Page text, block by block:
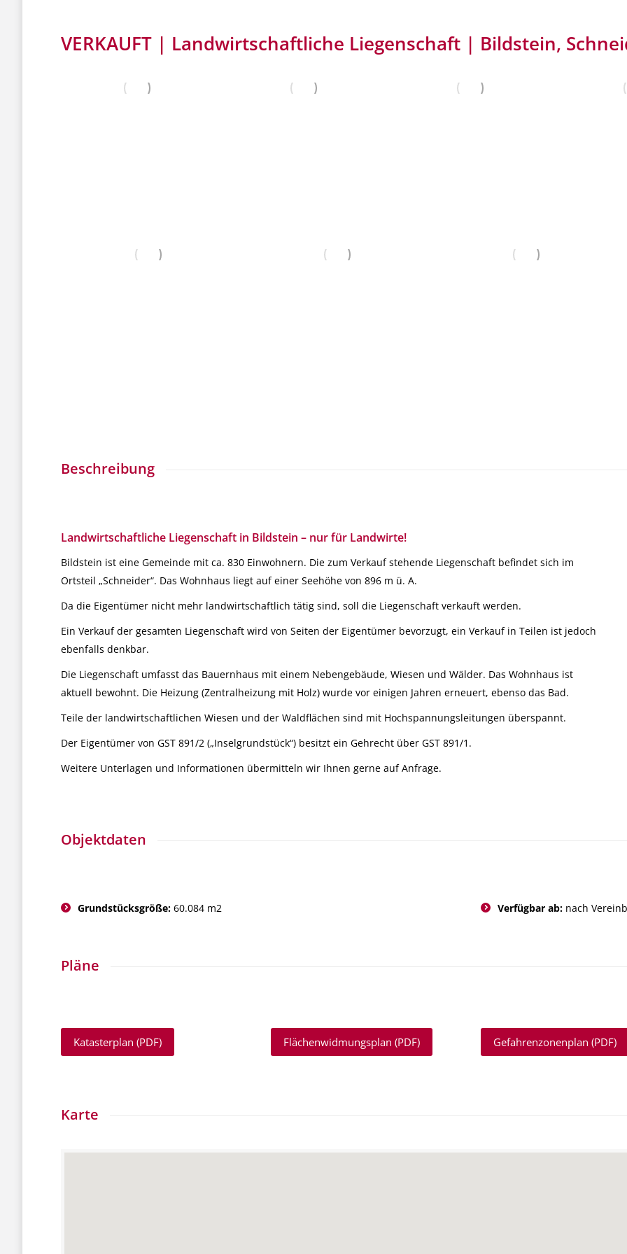
VERKAUFT | Landwirtschaftliche Liegenschaft | Bildstein,
VERKAUFT VERKAUFT VERKAUFT
VERKAUFT VERKAUFT VERKAUFT
Beschreibung
Landwirtschaftliche Liegenschaft in Bildstein – nur für Landwirte!
Bildstein ist eine Gemeinde mit ca. 830 Einwohnern. Die zum Verkauf stehende Liegenschaft befindet sich im
Ortsteil „Schneider“. Das Wohnhaus liegt auf einer Seehöhe von 896 m ü. A.
Da die Eigentümer nicht mehr landwirtschaftlich tätig sind, soll die Liegenschaft verkauft werden.
Ein Verkauf der gesamten Liegenschaft wird von Seiten der Eigentümer bevorzugt, ein Verkauf in Teilen ist jedoch
ebenfalls denkbar.
Die Liegenschaft umfasst das Bauernhaus mit einem Nebengebäude, Wiesen und Wälder. Das Wohnhaus ist
aktuell bewohnt. Die Heizung (Zentralheizung mit Holz) wurde vor einigen Jahren erneuert, ebenso das Bad.
Teile der landwirtschaftlichen Wiesen und der Waldflächen sind mit Hochspannungsleitungen überspannt.
Der Eigentümer von GST 891/2 („Inselgrundstück“) besitzt ein Gehrecht über GST 891/1.
Weitere Unterlagen und Informationen übermitteln wir Ihnen gerne auf Anfrage.
Objektdaten
Grundstücksgröße: 60.084 m2 Verfügbar ab: nach
Pläne
Katasterplan (PDF) Flächenwidmungsplan (PDF) Gefahrenzonenplan (PDF)
Karte